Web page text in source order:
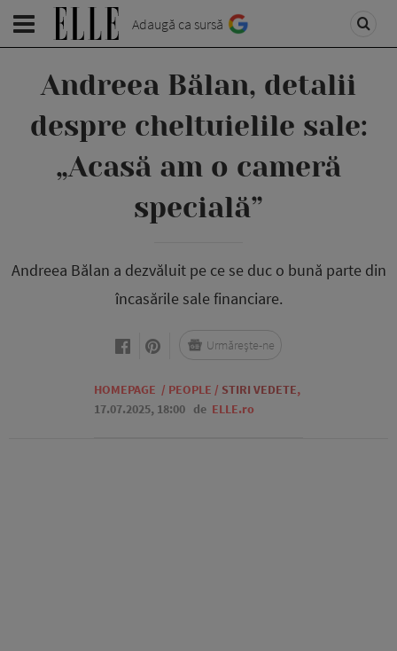
Adaugă ca sursă
Andreea Bălan, detalii
despre cheltuielile sale:
„Acasă am o cameră
specială”
Andreea Bălan a dezvăluit pe ce se duc o bună parte din
încasările sale financiare.
HOMEPAGE / PEOPLE / STIRI VEDETE,
17.07.2025, 18:00 de ELLE.ro
Urmărește-ne